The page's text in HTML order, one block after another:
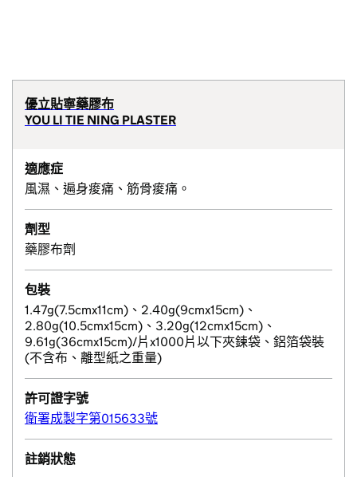
優立貼寧藥膠布
YOU LI TIE NING PLASTER
適應症
風濕、遍身痠痛、筋骨痠痛。
劑型
藥膠布劑
包裝
1.47g(7.5cmx11cm)、2.40g(9cmx15cm)、
2.80g(10.5cmx15cm)、3.20g(12cmx15cm)、
9.61g(36cmx15cm)/片x1000片以下夾鍊袋、鋁箔袋裝
(不含布、離型紙之重量)
許可證字號
衛署成製字第015633號
註銷狀態